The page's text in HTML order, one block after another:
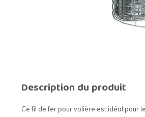
Description du produit
Ce fil de fer pour volière est idéal pour